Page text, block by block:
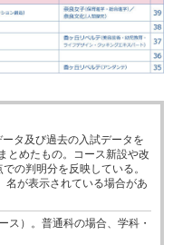
タ及び過去の入試データを
とめたもの。コース新設や改
の判明分を反映している。
名が表示されている場合があ
）。普通科の場合、学科・